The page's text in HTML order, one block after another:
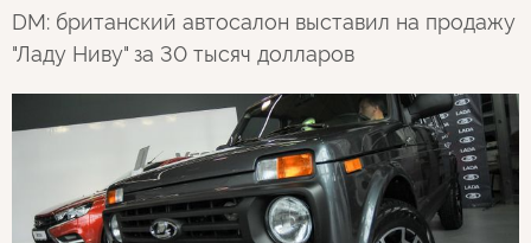
DM: британский автосалон выставил на продажу
"Ладу Ниву" за 30 тысяч долларов